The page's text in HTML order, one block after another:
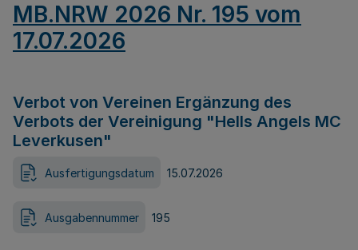
MB.NRW 2026 Nr. 195 vom
17.07.2026
Verbot von Vereinen Ergänzung des
Verbots der Vereinigung "Hells Angels MC
Leverkusen"
Ausfertigungsdatum 15.07.2026
Ausgabennummer 195